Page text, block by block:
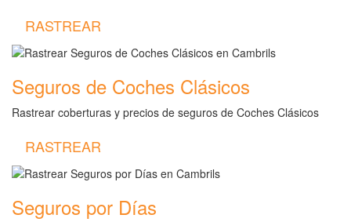
RASTREAR
Seguros de Coches Clásicos
Rastrear coberturas y precios de seguros de Coches Clásicos
RASTREAR
Seguros por Días